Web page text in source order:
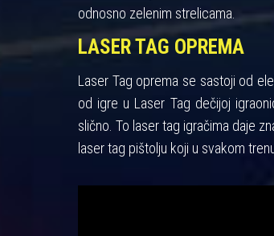
odnosno zelenim strelicama.
LASER TAG OPREMA
Laser Tag oprema se sastoji od
od igre u Laser Tag dečijoj
slično. To laser tag igračima daje
laser tag pištolju koji u svakom